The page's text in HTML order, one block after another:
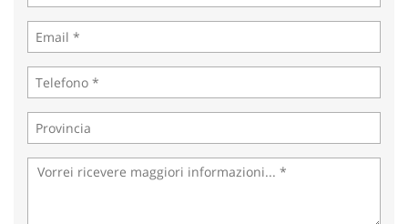
la
cookie
policy
Salva
le
impostazioni